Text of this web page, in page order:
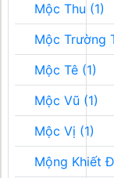
Mộc Thu (1)
Mộc Trường
Mộc Tê (1)
Mộc Vũ (1)
Mộc Vị (1)
Mộng Khiết